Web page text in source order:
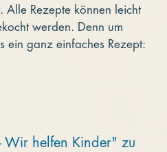
Alle Rezepte können leicht
werden. Denn um
ein ganz einfaches Rezept:
- Wir helfen Kinder" zu